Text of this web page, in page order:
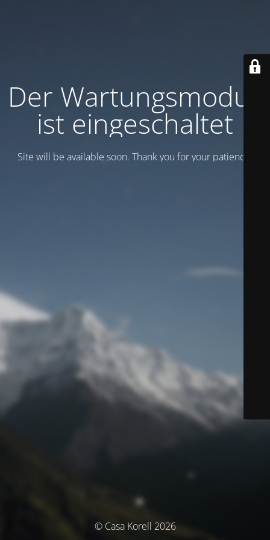
Der Wartungsmodus
ist eingeschaltet
Site will be available soon. Thank you for your patience!
© Casa Korell 2026